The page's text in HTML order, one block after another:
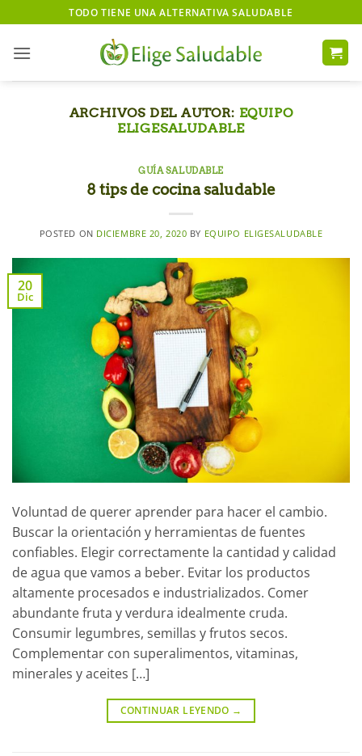
al
contenido
TODO TIENE UNA ALTERNATIVA SALUDABLE
ARCHIVOS DEL AUTOR: EQUIPO
ELIGESALUDABLE
GUÍA SALUDABLE
8 tips de cocina saludable
POSTED ON DICIEMBRE 20, 2020 BY EQUIPO ELIGESALUDABLE
20
Dic
Voluntad de querer aprender para hacer el cambio.
Buscar la orientación y herramientas de fuentes
confiables. Elegir correctamente la cantidad y calidad
de agua que vamos a beber. Evitar los productos
altamente procesados e industrializados. Comer
abundante fruta y verdura idealmente cruda.
Consumir legumbres, semillas y frutos secos.
Complementar con superalimentos, vitaminas,
minerales y aceites […]
CONTINUAR LEYENDO →